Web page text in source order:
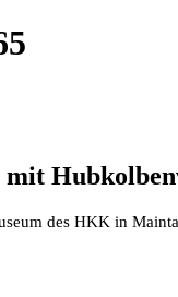
des HKK in